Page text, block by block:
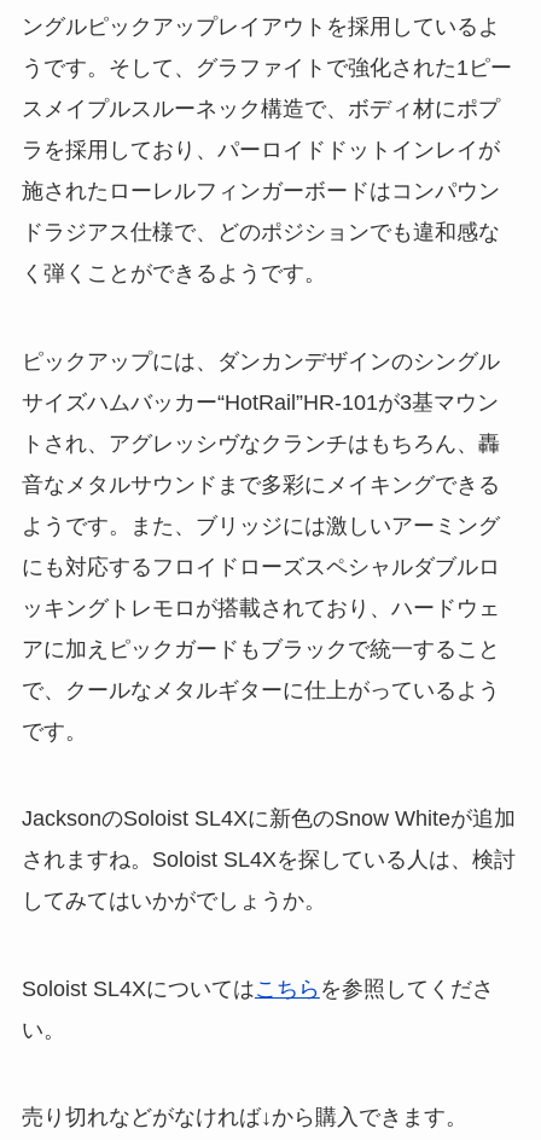
ングルピックアップレイアウトを採用しているよ
うです。そして、グラファイトで強化された1ピー
スメイプルスルーネック構造で、ボディ材にポプ
ラを採用しており、パーロイドドットインレイが
施されたローレルフィンガーボードはコンパウン
ドラジアス仕様で、どのポジションでも違和感な
く弾くことができるようです。
ピックアップには、ダンカンデザインのシングル
サイズハムバッカー“HotRail”HR-101が3基マウン
トされ、アグレッシヴなクランチはもちろん、轟
音なメタルサウンドまで多彩にメイキングできる
ようです。また、ブリッジには激しいアーミング
にも対応するフロイドローズスペシャルダブルロ
ッキングトレモロが搭載されており、ハードウェ
アに加えピックガードもブラックで統一すること
で、クールなメタルギターに仕上がっているよう
です。
JacksonのSoloist SL4Xに新色のSnow Whiteが追加
されますね。Soloist SL4Xを探している人は、検討
してみてはいかがでしょうか。
Soloist SL4Xについてはこちら を参照してくださ
い。
売り切れなどがなければ↓から購入できます。